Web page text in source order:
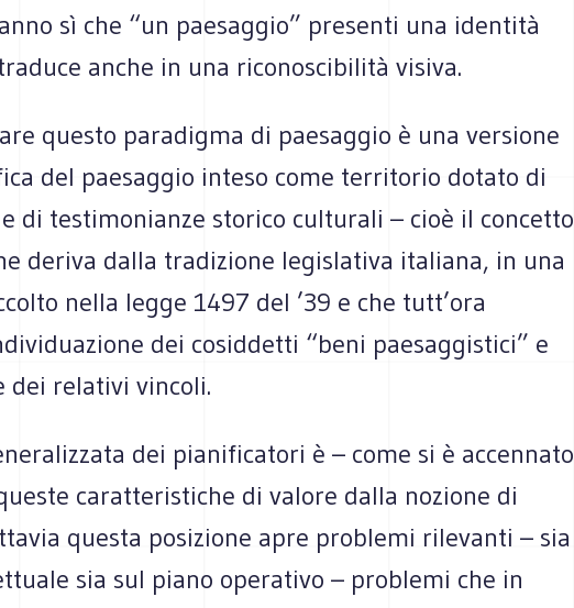
sì che “un paesaggio” presenti una identità
anche in una riconoscibilità visiva.
questo paradigma di paesaggio è una versione
del paesaggio inteso come territorio dotato di
di testimonianze storico culturali – cioè il concetto
deriva dalla tradizione legislativa italiana, in una
nella legge 1497 del ’39 e che tutt’ora
dei cosiddetti “beni paesaggistici” e
dei relativi vincoli.
dei pianificatori è – come si è accennato
caratteristiche di valore dalla nozione di
questa posizione apre problemi rilevanti – sia
sia sul piano operativo – problemi che in